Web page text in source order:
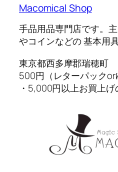
Macomical Shop
手品用品専門店です。
やコインなどの 基本用
東京都西多摩郡瑞穂町
500円（レターパックor
・5,000円以上お買上